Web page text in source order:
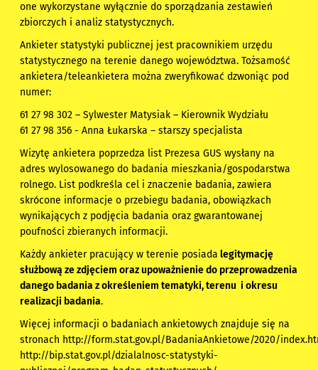
one wykorzystane wyłącznie do sporządzania zestawień
zbiorczych i analiz statystycznych.
Ankieter statystyki publicznej jest pracownikiem urzędu
statystycznego na terenie danego województwa. Tożsamość
ankietera/teleankietera można zweryfikować dzwoniąc pod
numer:
61 27 98 302 – Sylwester Matysiak – Kierownik Wydziału
61 27 98 356 - Anna Łukarska – starszy specjalista
Wizytę ankietera poprzedza list Prezesa GUS wysłany na
adres wylosowanego do badania mieszkania/gospodarstwa
rolnego. List podkreśla cel i znaczenie badania, zawiera
skrócone informacje o przebiegu badania, obowiązkach
wynikających z podjęcia badania oraz gwarantowanej
poufności zbieranych informacji.
Każdy ankieter pracujący w terenie posiada legitymację
służbową ze zdjęciem oraz upoważnienie do przeprowadzenia
danego badania z określeniem tematyki, terenu i okresu
realizacji badania.
Więcej informacji o badaniach ankietowych znajduje się na
stronach http://form.stat.gov.pl/BadaniaAnkietowe/2020/
http://bip.stat.gov.pl/dzialalnosc-statystyki-